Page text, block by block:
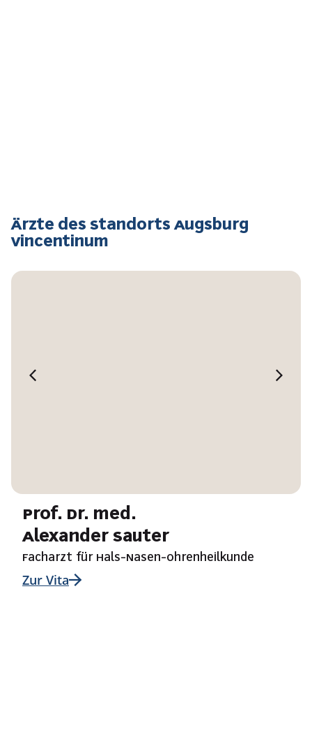
Ärzte des Standorts Augsburg
Vincentinum
Prof. Dr. med.
Alexander Sauter
Facharzt für Hals-Nasen-Ohrenheilkunde
Zur Vita